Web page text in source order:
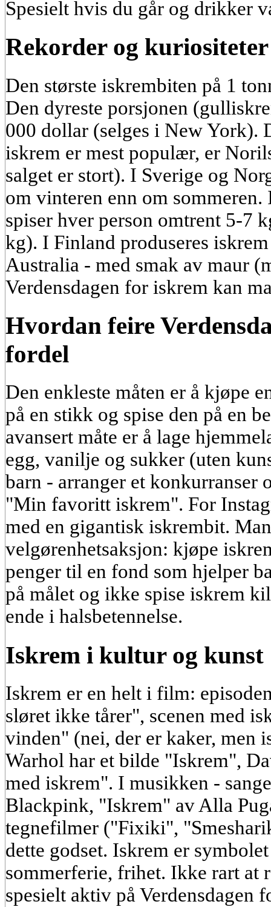
Spesielt hvis du går og drikker
Rekorder og kuriositeter
Den største iskrembiten på 1
Den dyreste porsjonen
000 dollar (selges i New York).
iskrem er mest populær, er
salget er stort). I Sverige og
om vinteren enn om
spiser hver person omtrent 5-7
kg). I Finland produseres
Australia - med smak av maur
Verdensdagen for iskrem kan
Hvordan feire
fordel
Den enkleste måten er å kjøpe
på en stikk og spise den på en
avansert måte er å lage
egg, vanilje og sukker (uten
barn - arranger et konkurranser
"Min favoritt iskrem". For
med en gigantisk iskrembit.
velgørenhetsaksjon: kjøpe
penger til en fond som hjelper
på målet og ikke spise iskrem
ende i halsbetennelse.
Iskrem i kultur og kunst
Iskrem er en helt i film:
sløret ikke tårer", scenen med
vinden" (nei, der er kaker, men
Warhol har et bilde "Iskrem",
med iskrem". I musikken -
Blackpink, "Iskrem" av Alla
tegnefilmer ("Fixiki",
dette godset. Iskrem er
sommerferie, frihet. Ikke rart at
spesielt aktiv på Verdensdagen